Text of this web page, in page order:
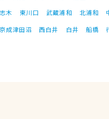
志木 東川口 武蔵浦和 北浦和
京成津田沼 西白井 白井 船橋